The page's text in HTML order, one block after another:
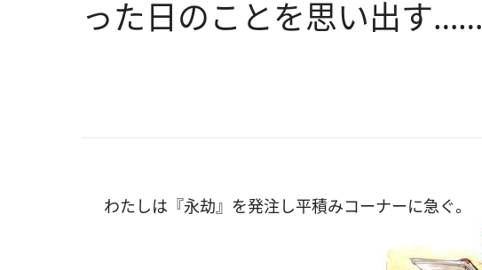
った日のことを思い出す……
わたしは『永劫』を発注し平積みコーナーに急ぐ。